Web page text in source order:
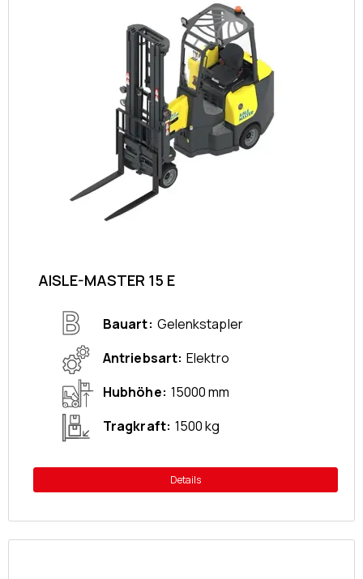
AISLE-MASTER 15 E
Bauart Gelenkstapler
Antriebsart Elektro
Hubhöhe 15000 mm
Tragkraft 1500 kg
Details